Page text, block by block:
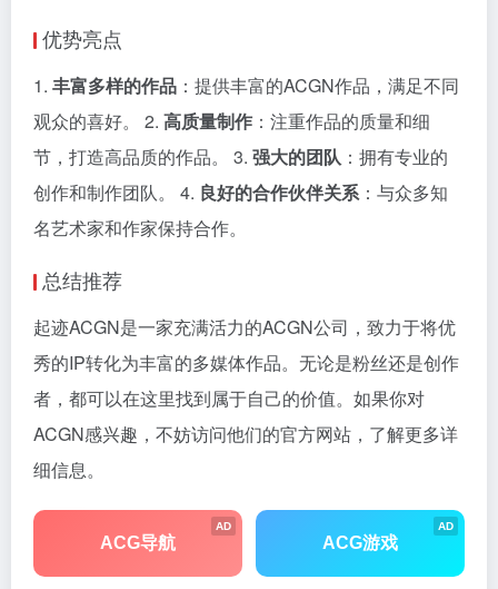
优势亮点
1. 丰富多样的作品 ：提供丰富的ACGN作品，满足不同
观众的喜好。 2. 高质量制作 ：注重作品的质量和细
节，打造高品质的作品。 3. 强大的团队 ：拥有专业的
创作和制作团队。 4. 良好的合作伙伴关系：与众多知
名艺术家和作家保持合作。
总结推荐
起迹ACGN是一家充满活力的ACGN公司，致力于将优
秀的IP转化为丰富的多媒体作品。无论是粉丝还是创作
者，都可以在这里找到属于自己的价值。如果你对
ACGN感兴趣，不妨访问他们的官方网站，了解更多详
细信息。
AD
ACG导航
AD
ACG游戏